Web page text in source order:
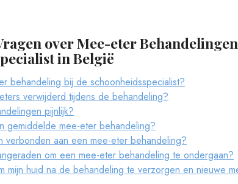
over Mee-eter
in België
behandeling bij de schoonheidsspecialist?
verwijderd tijdens de behandeling?
pijnlijk?
gemiddelde mee-eter behandeling?
verbonden aan een mee-eter behandeling?
om een mee-eter behandeling te ondergaan?
mijn huid na de behandeling te verzorgen en nieuwe